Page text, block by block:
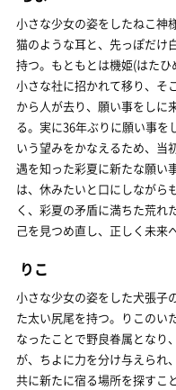
小さな少女の姿をしたねこ神
猫のような耳と、先っぽだけ
持つ。もともとは機姫(はたひ
小さな社に招かれて移り、そ
から人が去り、願い事をしに
る。実に36年ぶりに願い事を
いう望みをかなえるため、当
遇を知った彩夏に新たな願い
は、休みたいと口にしながら
く、彩夏の矛盾に満ちた荒れ
己を見つめ直し、正しく未来
りこ
小さな少女の姿をした犬張子
た太い尻尾を持つ。りこのい
なったことで野良眷属となり
が、ちよに力を分け与えられ
共に新たに宿る場所を探すこ